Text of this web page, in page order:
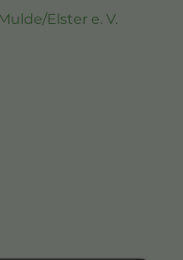
Elster e. V.